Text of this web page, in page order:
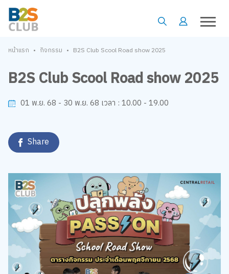
หน้าแรก • กิจกรรม • B2S Club Scool Road show 2025
B2S Club Scool Road show 2025
01 พ.ย. 68 - 30 พ.ย. 68 เวลา : 10.00 - 19.00
Share